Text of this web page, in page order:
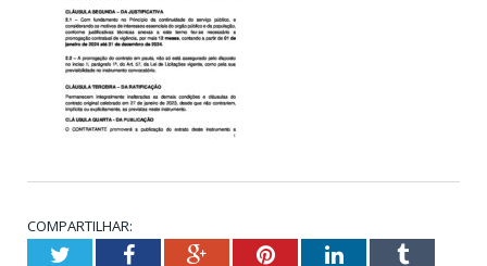
COMPARTILHAR:
TwitterFacebookGoogle+PinterestLinkedInTumblr